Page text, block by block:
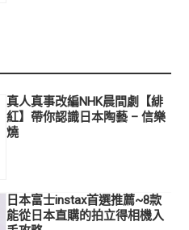
真人真事改編NHK晨間劇【緋
紅】帶你認識日本陶藝 – 信樂
燒
日本富士instax首選推薦~8款
能從日本直購的拍立得相機入